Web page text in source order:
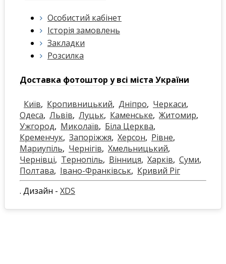
Особистий кабінет
Історія замовлень
Закладки
Розсилка
Доставка фотоштор у всі міста України
Київ, Кропивницький, Дніпро, Черкаси,
Одеса, Львів, Луцьк, Каменське, Житомир,
Ужгород, Миколаїв, Біла Церква,
Кременчук, Запоріжжя, Херсон, Рівне,
Мариупіль, Чернігів, Хмельницький,
Чернівці, Тернопіль, Вінниця, Харків, Суми,
Полтава, Івано-Франківськ, Кривий Ріг
. Дизайн - XDS